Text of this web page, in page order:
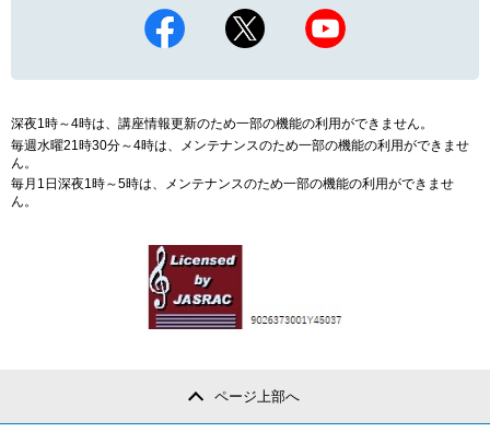
深夜1時～4時は、講座情報更新のため一部の機能の利用ができません。
毎週水曜21時30分～4時は、メンテナンスのため一部の機能の利用ができませ
ん。
毎月1日深夜1時～5時は、メンテナンスのため一部の機能の利用ができませ
ん。
ページ上部へ